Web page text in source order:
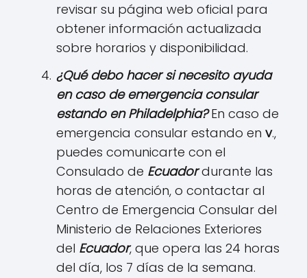
revisar su página web oficial para
obtener información actualizada
sobre horarios y disponibilidad.
¿Qué debo hacer si necesito ayuda
en caso de emergencia consular
estando enPhiladelphia?En caso de
emergencia consular estando en v.,
puedes comunicarte con el
Consulado de Ecuadordurante las
horas de atención, o contactar al
Centro de Emergencia Consular del
Ministerio de Relaciones Exteriores
del Ecuador, que opera las 24 horas
del día, los 7 días de la semana.